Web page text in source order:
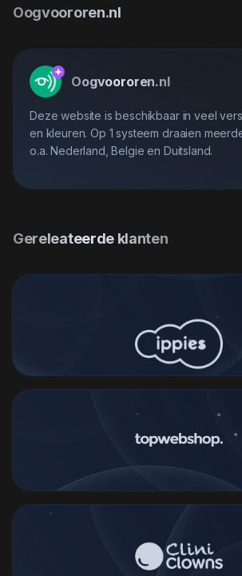
Oogvoororen.nl
Oogvoororen.nl
Deze website is beschikbaar in veel
en kleuren. Op 1 systeem draaien
o.a. Nederland, Belgie en Duitsland.
Gereleateerde klanten